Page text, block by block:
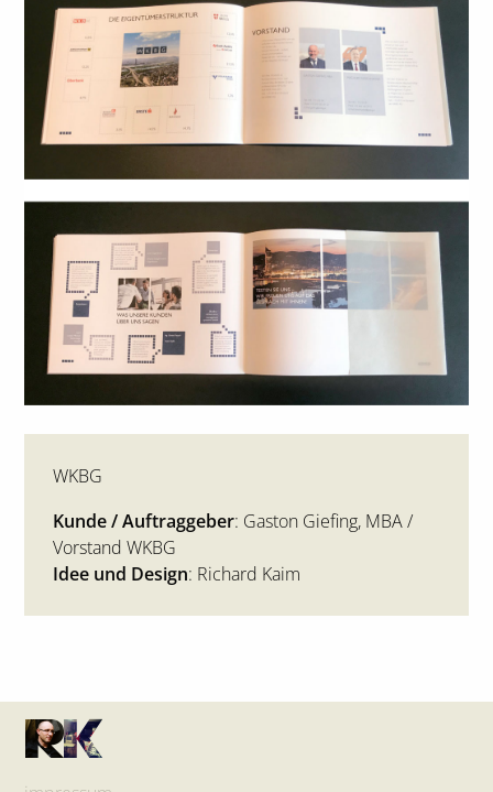
WKBG
Kunde / Auftraggeber: Gaston Giefing, MBA /
Vorstand WKBG
Idee und Design: Richard Kaim